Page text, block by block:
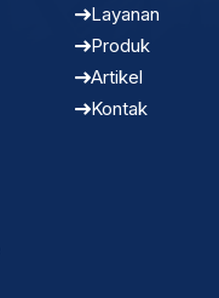
Layanan
Produk
Artikel
Kontak